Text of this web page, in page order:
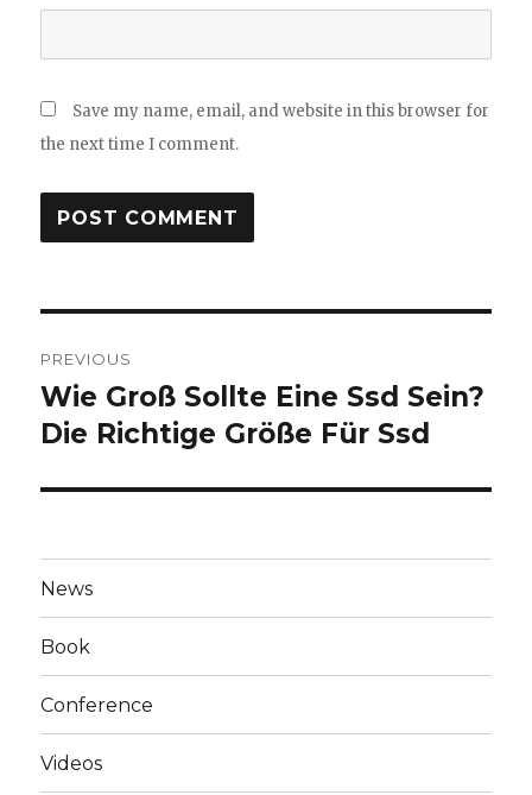
Save my name, email, and website in this browser for
the next time I comment.
navigation
PREVIOUS
Previous
post:
Wie Groß Sollte Eine Ssd Sein?
Die Richtige Größe Für Ssd
News
Book
Conference
Videos